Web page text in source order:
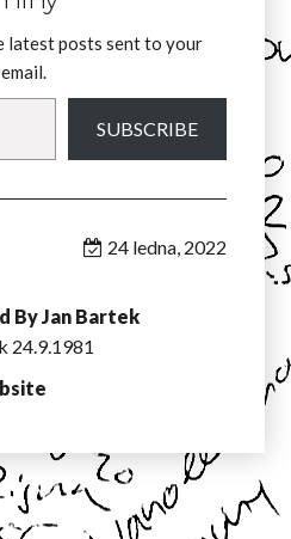
latest posts sent to your
email.
SUBSCRIBE
24 ledna, 2022
ByJan Bartek
24.9.1981